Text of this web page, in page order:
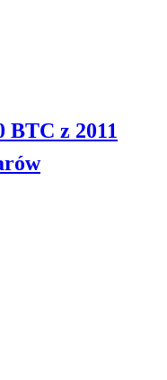
BTC z 2011